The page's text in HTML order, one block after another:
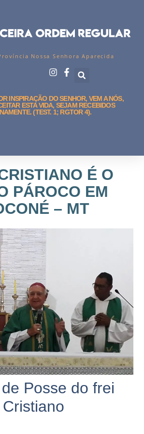
Nossa Senhora Aparecida
INSPIRAÇÃO DO SENHOR, VEM A NÓS,
ESTA VIDA, SEJAM RECEBIDOS
(TEST. 1; RGTOR 4).
É O
PÁROCO EM
– MT
Posse do frei
Cristiano